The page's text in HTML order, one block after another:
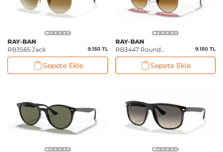
RAY-BAN
RB3565 Jack
9.150 TL
Sepete Ekle
RAY-BAN
RB3447 Round
Metal
9.150 TL
Sepete Ekle